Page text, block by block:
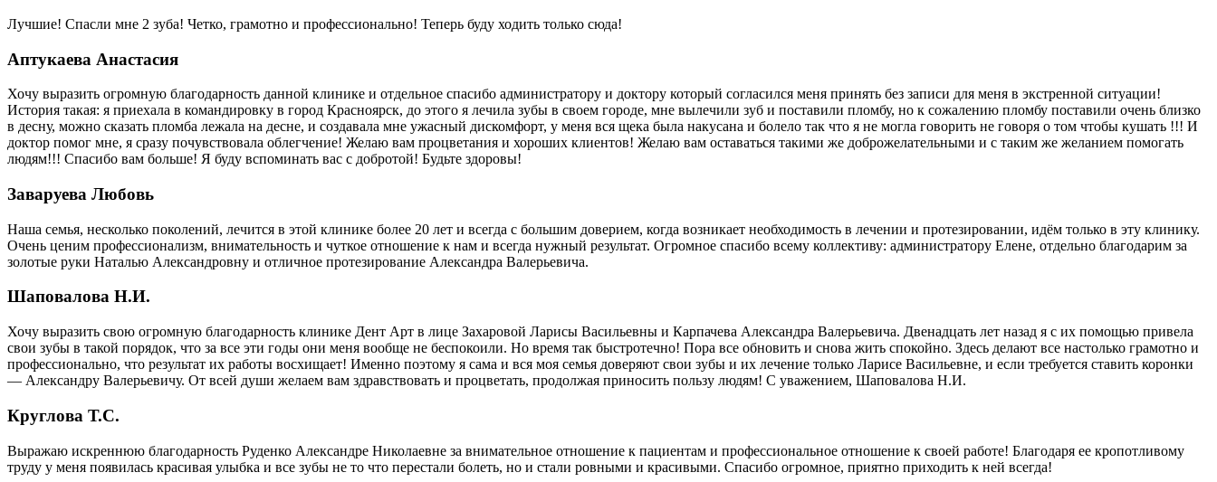
Лучшие! Спасли мне 2 зуба! Четко, грамотно и профессионально! Теперь буду ходить только сюда!
Аптукаева Анастасия
Хочу выразить огромную благодарность данной клинике и отдельное спасибо администратору и доктору который согласился меня принять без записи для меня в экстренной ситуации!
История такая: я приехала в командировку в город Красноярск, до этого я лечила зубы в своем городе, мне вылечили зуб и поставили пломбу, но к сожалению пломбу поставили очень близко
в десну, можно сказать пломба лежала на десне, и создавала мне ужасный дискомфорт, у меня вся щека была накусана и болело так что я не могла говорить не говоря о том чтобы кушать !!! И
доктор помог мне, я сразу почувствовала облегчение! Желаю вам процветания и хороших клиентов! Желаю вам оставаться такими же доброжелательными и с таким же желанием помогать
людям!!! Спасибо вам больше! Я буду вспоминать вас с добротой! Будьте здоровы!
Заваруева Любовь
Наша семья, несколько поколений, лечится в этой клинике более 20 лет и всегда с большим доверием, когда возникает необходимость в лечении и протезировании, идём только в эту клинику.
Очень ценим профессионализм, внимательность и чуткое отношение к нам и всегда нужный результат. Огромное спасибо всему коллективу: администратору Елене, отдельно благодарим за
золотые руки Наталью Александровну и отличное протезирование Александра Валерьевича.
Шаповалова Н.И.
Хочу выразить свою огромную благодарность клинике Дент Арт в лице Захаровой Ларисы Васильевны и Карпачева Александра Валерьевича. Двенадцать лет назад я с их помощью привела
свои зубы в такой порядок, что за все эти годы они меня вообще не беспокоили. Но время так быстротечно! Пора все обновить и снова жить спокойно. Здесь делают все настолько грамотно и
профессионально, что результат их работы восхищает! Именно поэтому я сама и вся моя семья доверяют свои зубы и их лечение только Ларисе Васильевне, и если требуется ставить коронки
— Александру Валерьевичу. От всей души желаем вам здравствовать и процветать, продолжая приносить пользу людям! С уважением, Шаповалова Н.И.
Круглова Т.С.
Выражаю искреннюю благодарность Руденко Александре Николаевне за внимательное отношение к пациентам и профессиональное отношение к своей работе! Благодаря ее кропотливому
труду у меня появилась красивая улыбка и все зубы не то что перестали болеть, но и стали ровными и красивыми. Спасибо огромное, приятно приходить к ней всегда!